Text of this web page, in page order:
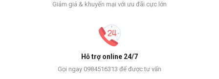
Giảm giá & khuyến mại với ưu đãi cực lớn
Hỗ trợ online 24/7
Gọi ngay 0984516313 để được tư vấn